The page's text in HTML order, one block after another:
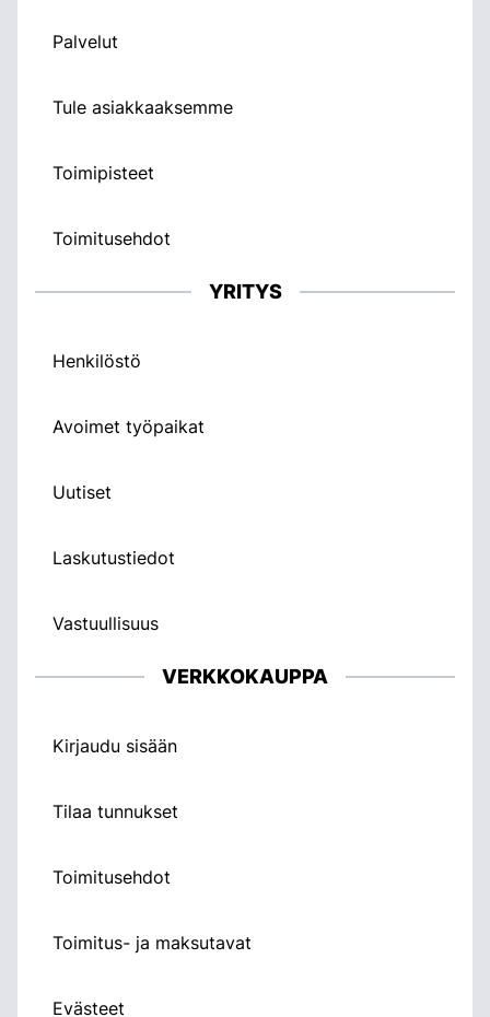
Palvelut
Tule asiakkaaksemme
Toimipisteet
Toimitusehdot
YRITYS
Henkilöstö
Avoimet työpaikat
Uutiset
Laskutustiedot
Vastuullisuus
VERKKOKAUPPA
Kirjaudu sisään
Tilaa tunnukset
Toimitusehdot
Toimitus- ja maksutavat
Evästeet